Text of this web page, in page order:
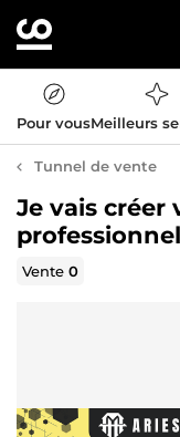
Pour vousMeilleurs
Tunnel de vente
Je vais
Vente0